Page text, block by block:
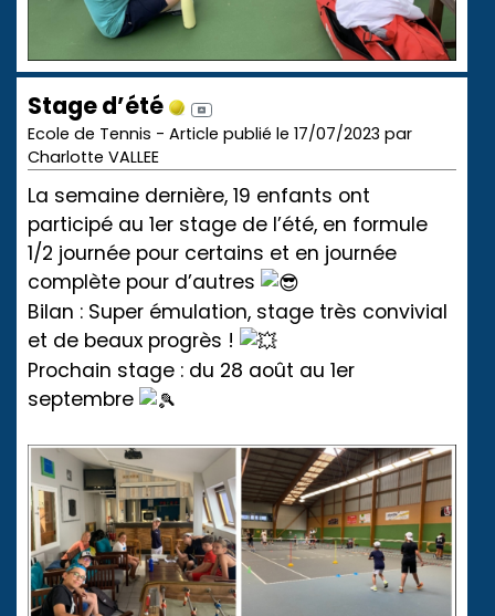
Stage d’été
Ecole de Tennis - Article publié le 17/07/2023 par
Charlotte VALLEE
La semaine dernière, 19 enfants ont
participé au 1er stage de l’été, en formule
1/2 journée pour certains et en journée
complète pour d’autres
Bilan : Super émulation, stage très convivial
et de beaux progrès !
Prochain stage : du 28 août au 1er
septembre